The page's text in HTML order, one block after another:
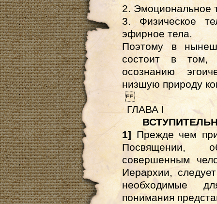
2. Эмоциональное
3. Физическое
эфирное тела.
Поэтому в
состоит в том,
осознанию
низшую природу
ГЛАВА I
1]Прежде чем
Посвящении,
совершенным
Иерархии,
необходимые
понимания